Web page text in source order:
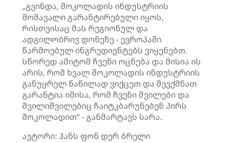
„გვინდა, შოკოლადის ინდუსტრიის
მომავალი გარანტირებული იყოს,
რისთვისაც მას რეგიონულ და
ადგილობრივ დონეზე - ევროპაში
წარმოებულ ინგრედიენტებს ვიყენებთ.
სწორედ ამიტომ ჩვენი ოცნება და მისია ის
არის, რომ ხვალ შოკოლადის ინდუსტრიის
განუყრელ ნაწილად ვიქცეთ და შევქმნათ
გარანტია იმისა, რომ ჩვენი შვილები და
შვილიშვილებიც ჩაიტკბარუნებენ პირს
შოკოლადით“ - განმარტავს სარა.
ავტორი: ჰანს ფონ დერ ბრელი